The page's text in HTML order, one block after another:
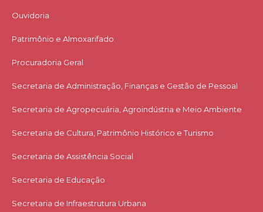
Ouvidoria
Patrimônio e Almoxarifado
Procuradoria Geral
Secretaria de Administração, Finanças e Gestão de Pessoal
Secretaria de Agropecuária, Agroindústria e Meio Ambiente
Secretaria de Cultura, Patrimônio Histórico e Turismo
Secretaria de Assistência Social
Secretaria de Educação
Secretaria de Infraestrutura Urbana